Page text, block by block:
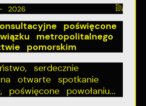
poświęcone
metropolitalnego
pomorskim
serdecznie
otwarte spotkanie
poświęcone powołaniu...